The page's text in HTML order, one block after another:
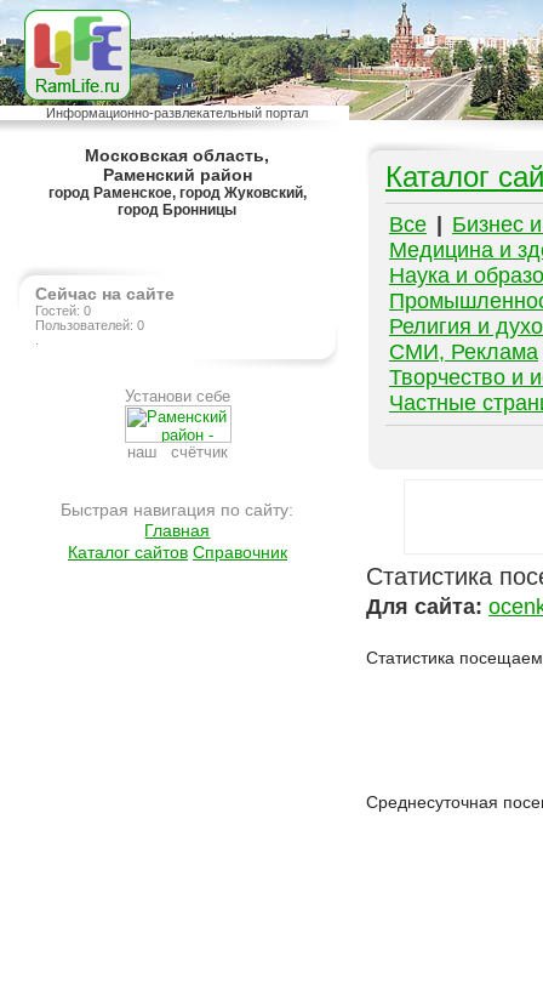
Информационно-развлекательный портал
Московская область,
Раменский район
город Раменское, город Жуковский,
город Бронницы
Сейчас на сайте
Гостей: 0
Пользователей: 0
Установи себе
наш счётчик
Быстрая навигация по сайту:
Главная
Каталог сайтов Справочник
Каталог
Все
Бизнес
Медицина и
Наука и
Религия и
СМИ, Реклама
Творчество и
Частные
Статистика
Для сайта:
Статистика
Среднесуточная